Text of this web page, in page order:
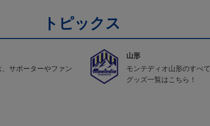
トピックス
サポーターやファン
山形
モンテディオ山形のすべ
グッズ一覧はこちら！